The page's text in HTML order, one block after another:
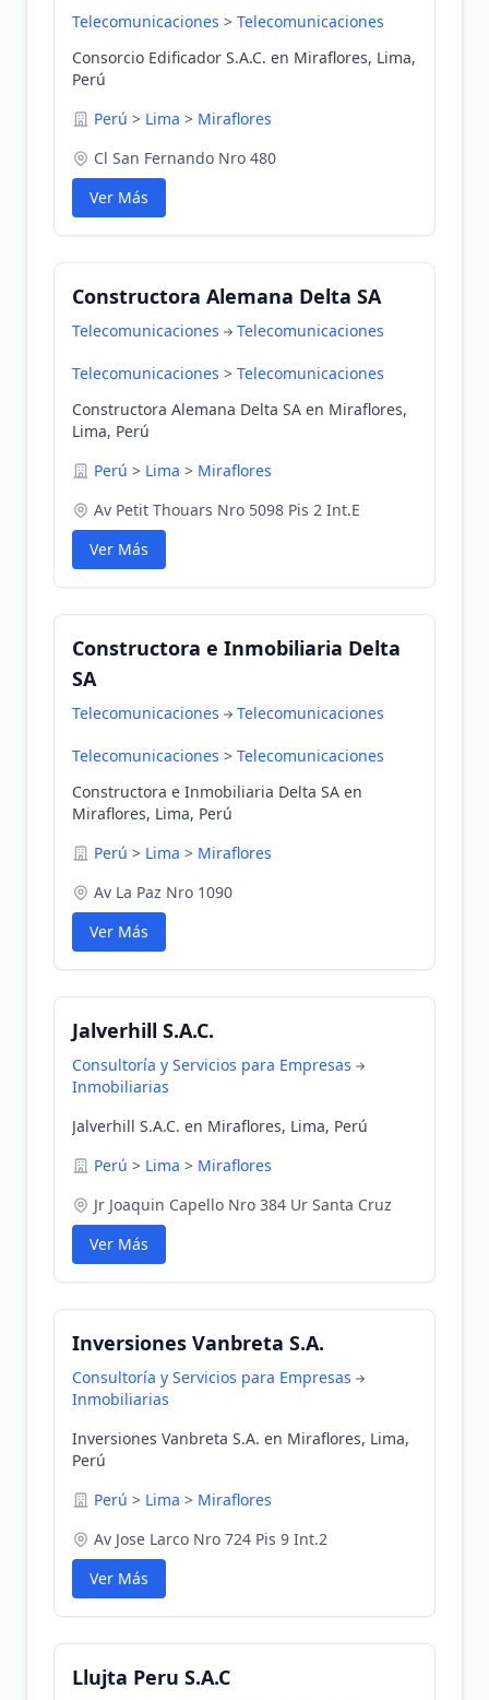
Telecomunicaciones > Telecomunicaciones
Consorcio Edificador S.A.C. en Miraflores, Lima,
Perú
Perú > Lima > Miraflores
Cl San Fernando Nro 480
Ver Más
Constructora Alemana Delta SA
Telecomunicaciones Telecomunicaciones
Telecomunicaciones > Telecomunicaciones
Constructora Alemana Delta SA en Miraflores,
Lima, Perú
Perú > Lima > Miraflores
Av Petit Thouars Nro 5098 Pis 2 Int.E
Ver Más
Constructora e Inmobiliaria Delta
SA
Telecomunicaciones Telecomunicaciones
Telecomunicaciones > Telecomunicaciones
Constructora e Inmobiliaria Delta SA en
Miraflores, Lima, Perú
Perú > Lima > Miraflores
Av La Paz Nro 1090
Ver Más
Jalverhill S.A.C.
Consultoría y Servicios para Empresas
Inmobiliarias
Jalverhill S.A.C. en Miraflores, Lima, Perú
Perú > Lima > Miraflores
Jr Joaquin Capello Nro 384 Ur Santa Cruz
Ver Más
Inversiones Vanbreta S.A.
Consultoría y Servicios para Empresas
Inmobiliarias
Inversiones Vanbreta S.A. en Miraflores, Lima,
Perú
Perú > Lima > Miraflores
Av Jose Larco Nro 724 Pis 9 Int.2
Ver Más
Llujta Peru S.A.C